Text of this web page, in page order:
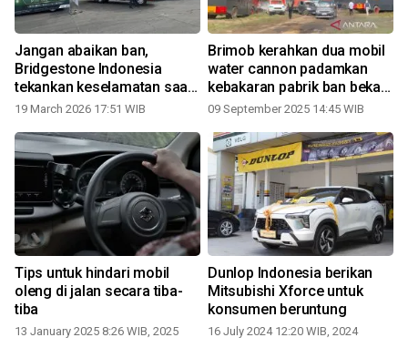
Jangan abaikan ban,
Bridgestone Indonesia
tekankan keselamatan saat
mudik
19 March 2026 17:51 WIB
Brimob kerahkan dua mobil
water cannon padamkan
kebakaran pabrik ban bekas
di Konda Konsel
09 September 2025 14:45 WIB
Tips untuk hindari mobil
oleng di jalan secara tiba-
tiba
13 January 2025 8:26 WIB, 2025
Dunlop Indonesia berikan
Mitsubishi Xforce untuk
konsumen beruntung
16 July 2024 12:20 WIB, 2024